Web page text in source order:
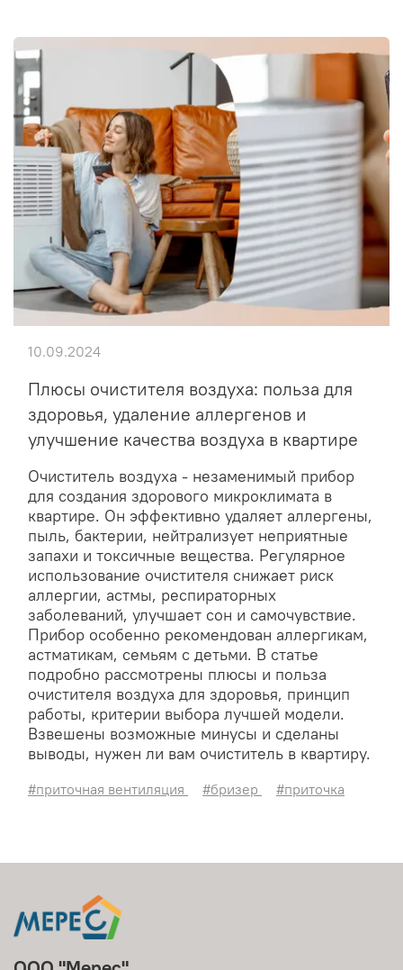
Плюсы очистителя воздуха: польза для
здоровья, удаление аллергенов и
улучшение качества воздуха в квартире
Очиститель воздуха - незаменимый прибор
для создания здорового микроклимата в
квартире. Он эффективно удаляет аллергены,
пыль, бактерии, нейтрализует неприятные
запахи и токсичные вещества. Регулярное
использование очистителя снижает риск
аллергии, астмы, респираторных
заболеваний, улучшает сон и самочувствие.
Прибор особенно рекомендован аллергикам,
астматикам, семьям с детьми. В статье
подробно рассмотрены плюсы и польза
очистителя воздуха для здоровья, принцип
работы, критерии выбора лучшей модели.
Взвешены возможные минусы и сделаны
выводы, нужен ли вам очиститель в квартиру.
10.09.2024
#приточная вентиляция #бризер #приточка